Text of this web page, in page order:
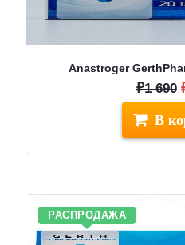
Anastroger
₽1 690
РАСПРОДАЖА